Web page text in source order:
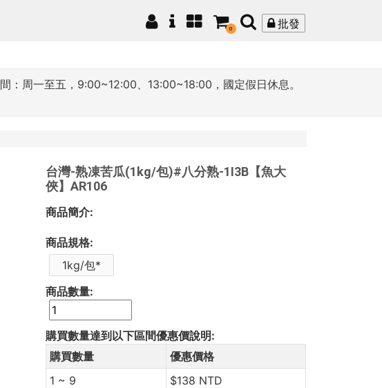
0 批發
周一至五，9:00~12:00、13:00~18:00，國定假日休息。
台灣-熟凍苦瓜(1kg/包)#八分熟-1I3B【魚大
俠】AR106
商品簡介:
商品規格:
1kg/包*
商品數量:
購買數量達到以下區間優惠價說明:
購買數量
優惠價格
1 ~ 9
$138 NTD